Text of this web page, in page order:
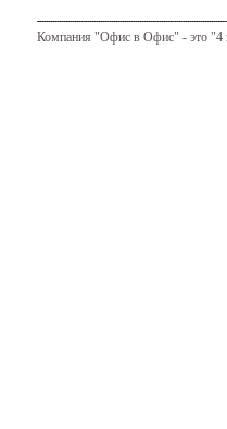
Компания "Офис в Офис" - это "4